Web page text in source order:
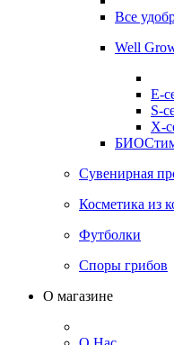
Все
Well
E-
S-
X-
Сувенирная
Косметика из
Футболки
Споры грибов
О магазине